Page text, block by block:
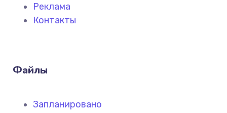
Реклама
Контакты
Файлы
Запланировано